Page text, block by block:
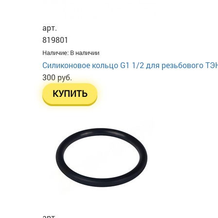
арт.
819801
Наличие: В наличии
Силиконовое кольцо G1 1/2 для резьбового
300 руб.
КУПИТЬ